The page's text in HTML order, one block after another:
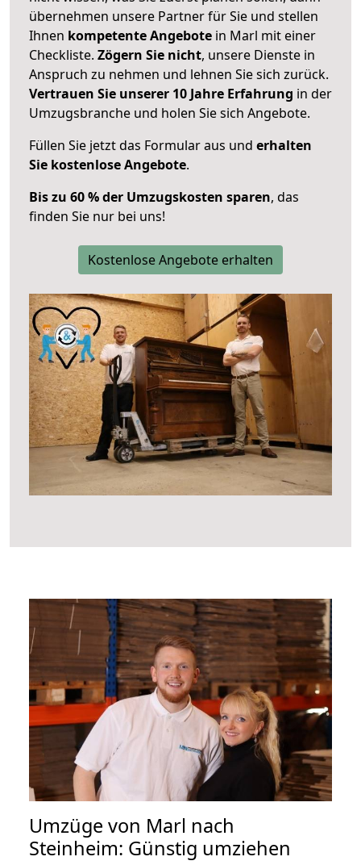
übernehmen unsere Partner für Sie und stellen
Ihnen kompetente Angebote in Marl mit einer
Checkliste. Zögern Sie nicht, unsere Dienste in
Anspruch zu nehmen und lehnen Sie sich zurück.
Vertrauen Sie unserer 10 Jahre Erfahrung in der
Umzugsbranche und holen Sie sich Angebote.
Füllen Sie jetzt das Formular aus und erhalten
Sie kostenlose Angebote.
Bis zu 60 % der Umzugskosten sparen, das
finden Sie nur bei uns!
Kostenlose Angebote erhalten
Umzüge von Marl nach
Steinheim: Günstig umziehen